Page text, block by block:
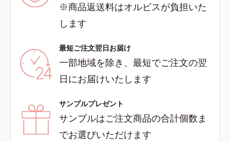
※商品返送料はオルビスが負担いた
します
最短ご注文翌日お届け
一部地域を除き、最短でご注文の翌
日にお届けいたします
サンプルプレゼント
サンプルはご注文商品の合計個数ま
でお選びいただけます